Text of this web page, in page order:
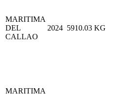
MARITIMA
DEL
CALLAO
2024 5910.03 KG
MARITIMA